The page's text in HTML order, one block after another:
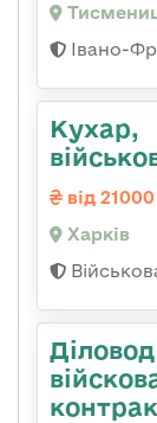
Івано-
Кухар,
від
Харків